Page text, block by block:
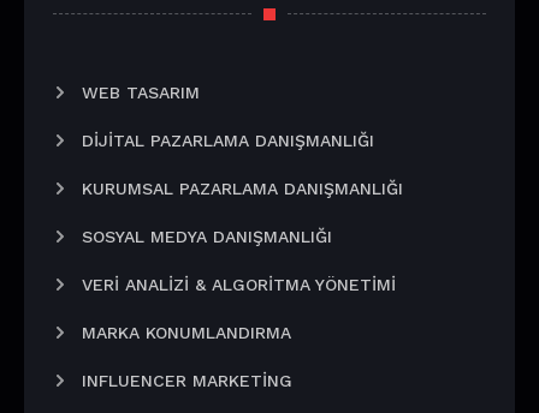
WEB TASARIM
DIJITAL PAZARLAMA DANIŞMANLIĞI
KURUMSAL PAZARLAMA DANIŞMANLIĞI
SOSYAL MEDYA DANIŞMANLIĞI
VERI ANALIZI & ALGORITMA YÖNETIMI
MARKA KONUMLANDIRMA
INFLUENCER MARKETING